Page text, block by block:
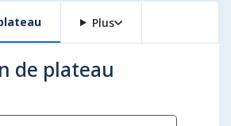
Plus
de plateau
de plateau